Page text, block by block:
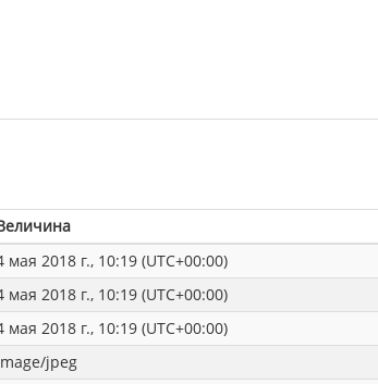
мая 2018 г., 10:19 (UTC+00:00)
мая 2018 г., 10:19 (UTC+00:00)
мая 2018 г., 10:19 (UTC+00:00)
jpeg